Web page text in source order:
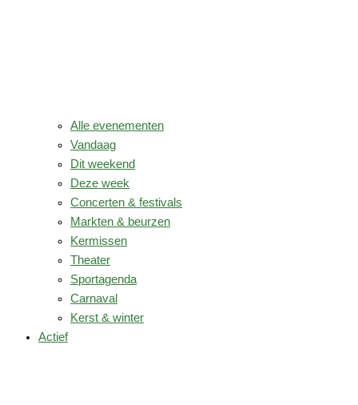
Alle evenementen
Vandaag
Dit weekend
Deze week
Concerten & festivals
Markten & beurzen
Kermissen
Theater
Sportagenda
Carnaval
Kerst & winter
Actief